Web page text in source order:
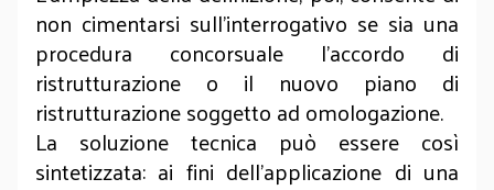
non cimentarsi sull’interrogativo se sia una
procedura concorsuale l’accordo di
ristrutturazione o il nuovo piano di
ristrutturazione soggetto ad omologazione.
La soluzione tecnica può essere così
sintetizzata: ai fini dell’applicazione di una